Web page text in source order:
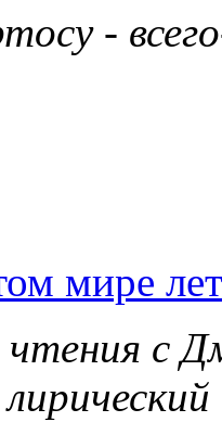
-
мире
чтения с